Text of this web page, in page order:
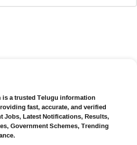
a trusted Telugu information
fast, accurate, and verified
Jobs, Latest Notifications, Results,
Government Schemes, Trending